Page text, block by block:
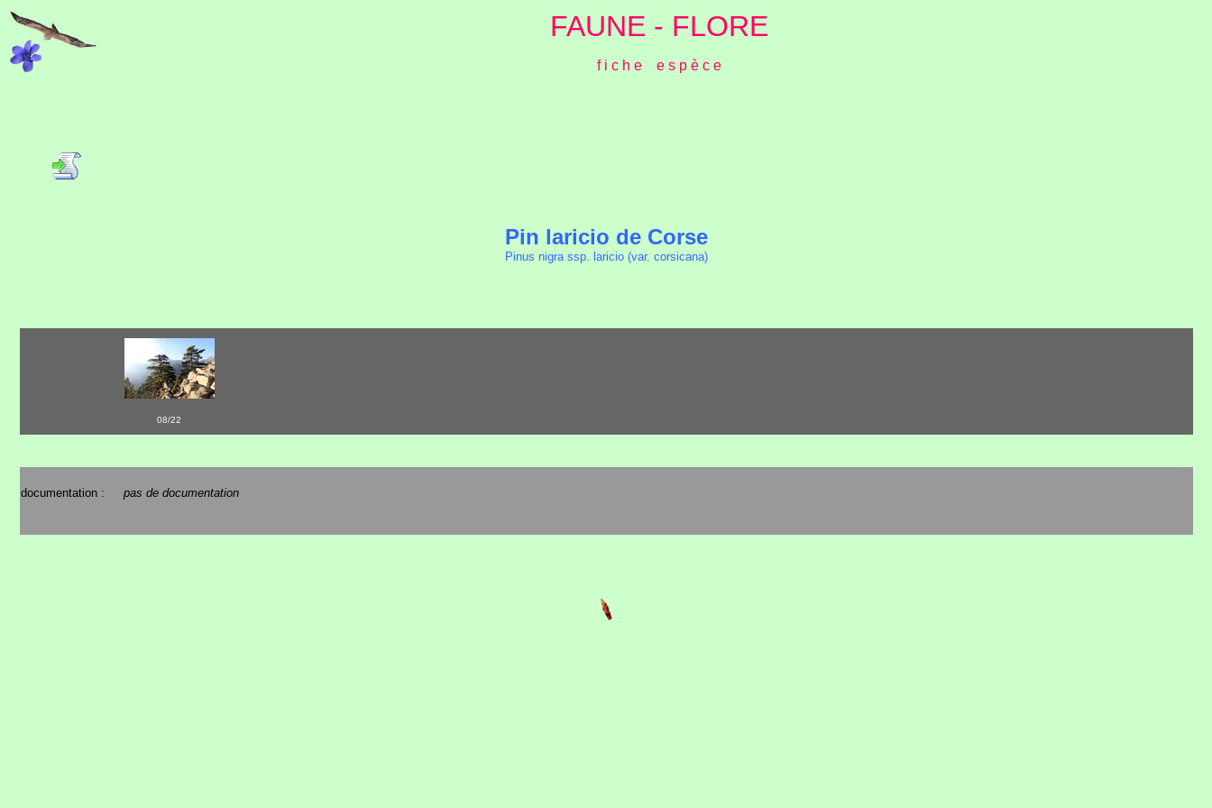
FAUNE - FLORE
f i c h e e s p è c e
Pin laricio de Corse
Pinus nigra ssp. laricio (var. corsicana)
08/22
documentation : pas de documentation